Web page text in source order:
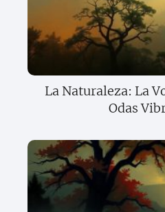
La Naturaleza: La
Odas